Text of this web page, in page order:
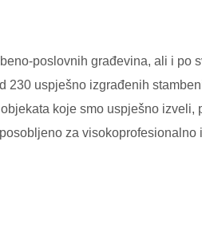
poslovnih građevina, ali i po
230 uspješno izgrađenih
koje smo uspješno izveli,
za visokoprofesionalno